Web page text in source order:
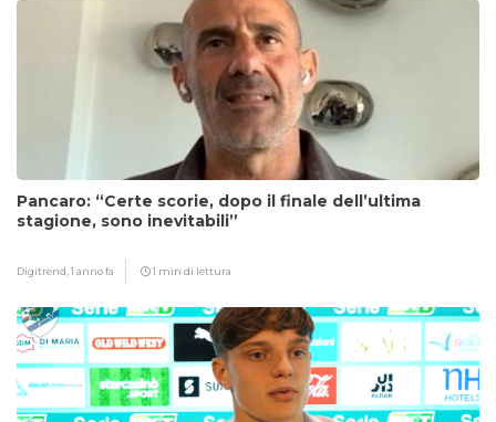
Pancaro: “Certe scorie, dopo il finale dell’ultima
stagione, sono inevitabili”
Digitrend,1 anno fa 1 min di lettura